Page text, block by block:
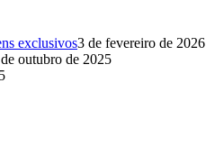
exclusivos3 de fevereiro de 2026
outubro de 2025